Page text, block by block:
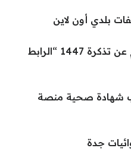
بلدي أون لاين
تواصل ممارس بلس استعلام عن تذكرة 1447 “الرابط
شهادة صحية منصة
جدة